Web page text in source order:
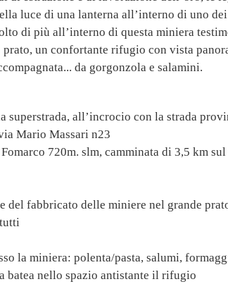
luce di una lanterna all’interno di uno
di più all’interno di questa miniera
un confortante rifugio con vista
da gorgonzola e salamini.
superstrada, all’incrocio con la strada
Mario Massari n23
720m. slm, camminata di 3,5 km
del fabbricato delle miniere nel grande
la miniera: polenta/pasta, salumi,
batea nello spazio antistante il rifugio